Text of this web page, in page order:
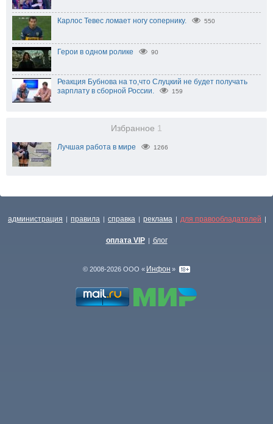
Карлос Тевес ломает ногу сопернику. 550
Герои в одном ролике 90
Реакция Бубнова на то,что Слуцкий не будет получать
зарплату в сборной России.
159
Избранное 1
Лучшая работа в мире 1266
администрация | правила | справка | реклама | для правообладателей |
оплата VIP | блог
© 2008-2026 ООО « Инфон »